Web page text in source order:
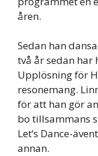
åren.
Sedan han
två år sedan har
Upplösning för
resonemang.
för att han gör
bo tillsammans
Let’s Dance-
annan.